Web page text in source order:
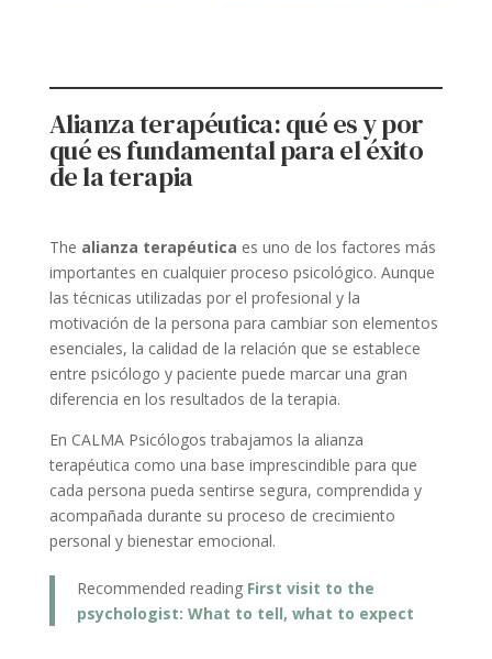
Alianza terapéutica: qué es y por
qué es fundamental para el éxito
de la terapia
The alianza terapéutica es uno de los factores más
importantes en cualquier proceso psicológico. Aunque
las técnicas utilizadas por el profesional y la
motivación de la persona para cambiar son elementos
esenciales, la calidad de la relación que se establece
entre psicólogo y paciente puede marcar una gran
diferencia en los resultados de la terapia.
En CALMA Psicólogos trabajamos la alianza
terapéutica como una base imprescindible para que
cada persona pueda sentirse segura, comprendida y
acompañada durante su proceso de crecimiento
personal y bienestar emocional.
Recommended reading First visit to the
psychologist: What to tell, what to expect